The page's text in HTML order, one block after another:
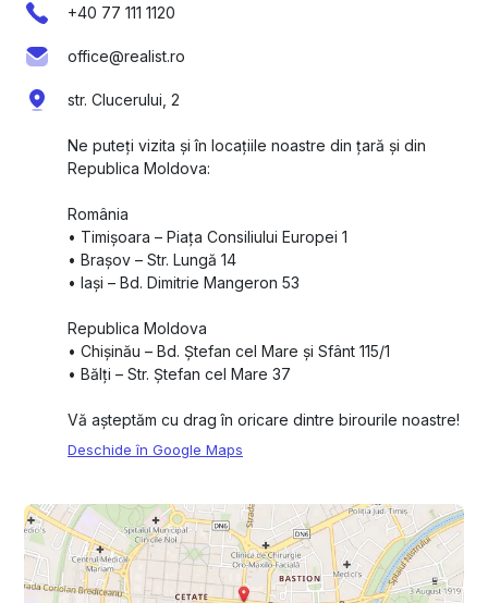
+40 77 111 1120
office@realist.ro
str. Clucerului, 2
Ne puteți vizita și în locațiile noastre din țară și din
Republica Moldova:
România
•⁠ ⁠Timișoara – Piața Consiliului Europei 1
•⁠ ⁠Brașov – Str. Lungă 14
•⁠ ⁠Iași – Bd. Dimitrie Mangeron 53
Republica Moldova
•⁠ ⁠Chișinău – Bd. Ștefan cel Mare și Sfânt 115/1
•⁠ ⁠Bălți – Str. Ștefan cel Mare 37
Vă așteptăm cu drag în oricare dintre birourile noastre!
Deschide în Google Maps